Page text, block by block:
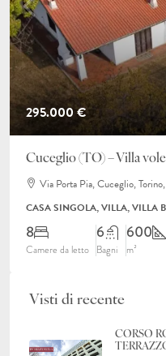
295.000 €
Cuceglio (TO) – Villa
Via Porta Pia, Cuceglio,
CASA SINGOLA, VILLA, VILLA
8
Camere da letto
6
Bagni
600
m²
Visti di recente
CORSO